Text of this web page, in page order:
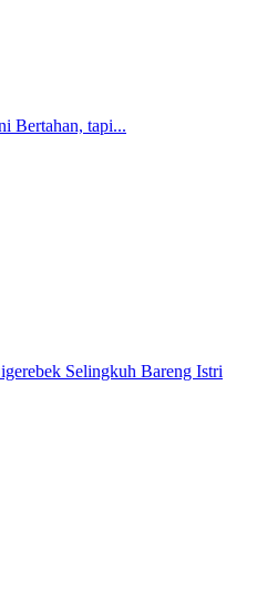
Bertahan, tapi...
Selingkuh Bareng Istri